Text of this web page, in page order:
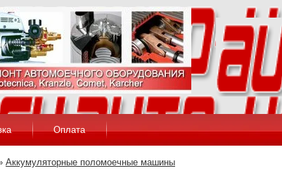
Оплата
Аккумуляторные поломоечные машины